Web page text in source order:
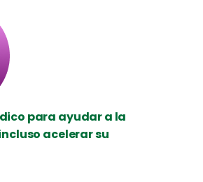
para ayudar a la
acelerar su